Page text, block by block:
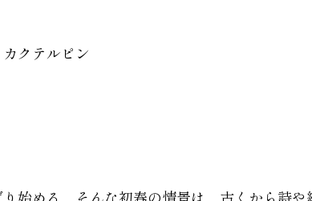
クテルピン